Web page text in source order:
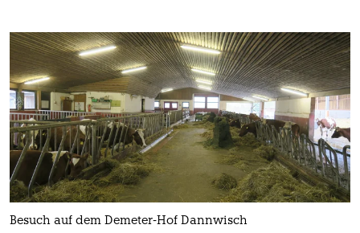
Besuch auf dem Demeter-Hof Dannwisch